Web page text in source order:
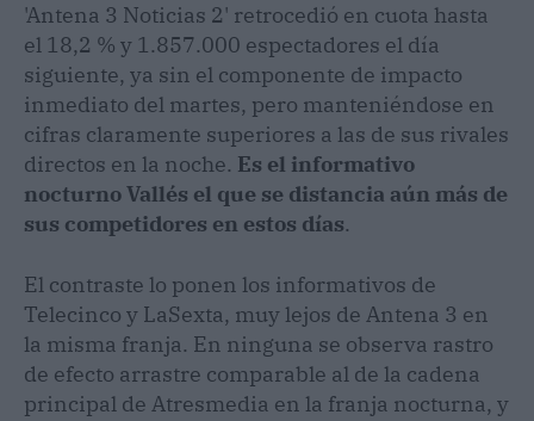
'Antena 3 Noticias 2' retrocedió en cuota hasta
el 18,2 % y 1.857.000 espectadores el día
siguiente, ya sin el componente de impacto
inmediato del martes, pero manteniéndose en
cifras claramente superiores a las de sus rivales
directos en la noche. Es el informativo
nocturno Vallés el que se distancia aún más de
sus competidores en estos días.
El contraste lo ponen los informativos de
Telecinco y LaSexta, muy lejos de Antena 3 en
la misma franja. En ninguna se observa rastro
de efecto arrastre comparable al de la cadena
principal de Atresmedia en la franja nocturna, y